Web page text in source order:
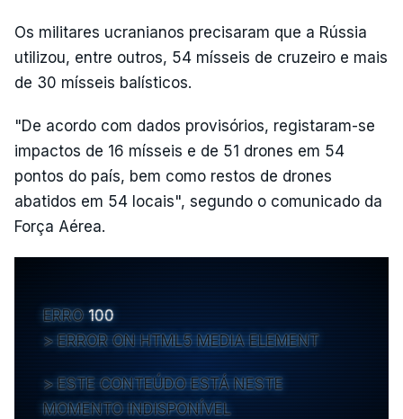
Os militares ucranianos precisaram que a Rússia
utilizou, entre outros, 54 mísseis de cruzeiro e mais
de 30 mísseis balísticos.
"De acordo com dados provisórios, registaram-se
impactos de 16 mísseis e de 51 drones em 54
pontos do país, bem como restos de drones
abatidos em 54 locais", segundo o comunicado da
Força Aérea.
ERRO 100
ERROR ON HTML5 MEDIA ELEMENT
ESTE CONTEÚDO ESTÁ NESTE
MOMENTO INDISPONÍVEL